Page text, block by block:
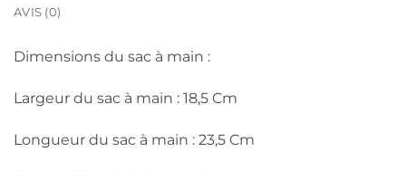
AVIS (0)
Dimensions du sac à main :
Largeur du sac à main : 18,5 Cm
Longueur du sac à main : 23,5 Cm